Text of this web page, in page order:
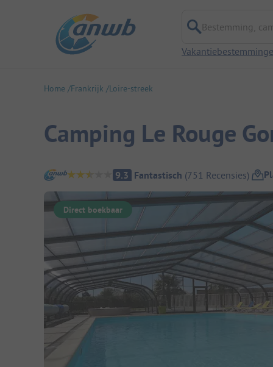
Bestemming,
Home Frankrijk Loire-streek
Camping Le Rouge
Camping overzicht
9.3 Fantastisch (751 Recensies)
Direct boekbaar